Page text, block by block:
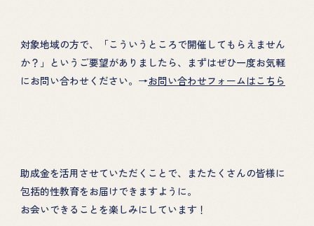
対象地域の方で、「こういうところで開催してもらえません
か？」というご要望がありましたら、まずはぜひ一度お気軽
にお問い合わせください。→お問い合わせフォームはこちら
助成金を活用させていただくことで、またたくさんの皆様に
包括的性教育をお届けできますように。
お会いできることを楽しみにしています！